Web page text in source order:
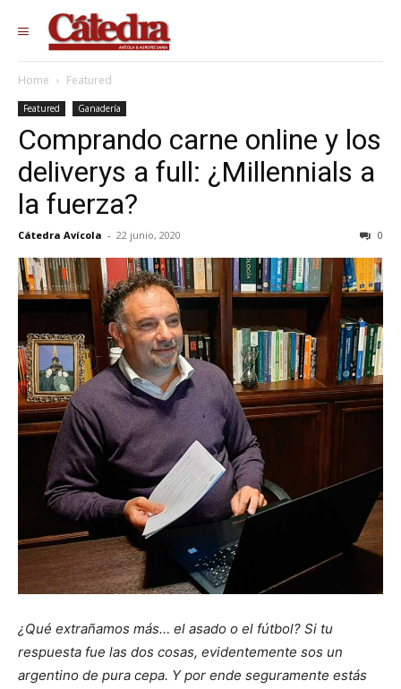
Home Featured
Featured Ganadería
Comprando carne online y los
deliverys a full: ¿Millennials a
la fuerza?
Cátedra Avícola - 22 junio, 2020 0
¿Qué extrañamos más… el asado o el fútbol? Si tu
respuesta fue las dos cosas, evidentemente sos un
argentino de pura cepa. Y por ende seguramente estás